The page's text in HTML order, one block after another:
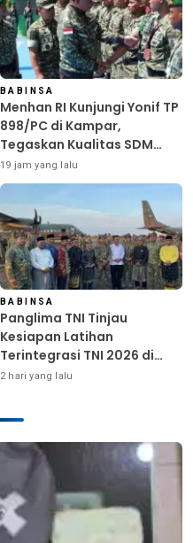
BABINSA
Menhan RI Kunjungi Yonif TP
898/PC di Kampar,
Tegaskan Kualitas SDM
Kunci Kekuatan TNI
19 jam yang lalu
BABINSA
Panglima TNI Tinjau
Kesiapan Latihan
Terintegrasi TNI 2026 di
Dabo Singkep
2 hari yang lalu